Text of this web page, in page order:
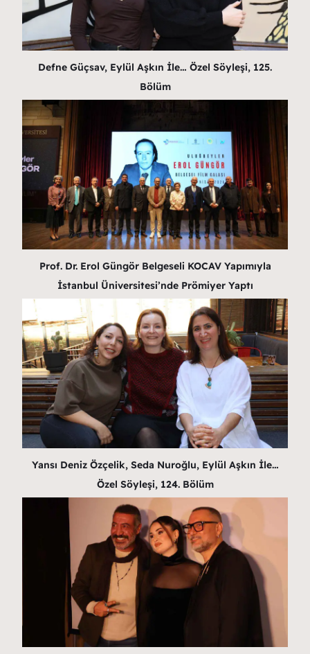
Defne Güçsav, Eylül Aşkın İle… Özel Söyleşi, 125.
Bölüm
Prof. Dr. Erol Güngör Belgeseli KOCAV Yapımıyla
İstanbul Üniversitesi’nde Prömiyer Yaptı
Yansı Deniz Özçelik, Seda Nuroğlu, Eylül Aşkın İle…
Özel Söyleşi, 124. Bölüm